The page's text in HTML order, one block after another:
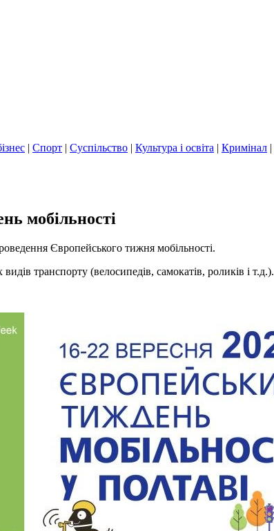
| Спорт | Суспільство | Культура і освіта | Кримінал |
мобільності
Європейського тижня мобільності.
транспорту (велосипедів, самокатів, роликів і т.д.).